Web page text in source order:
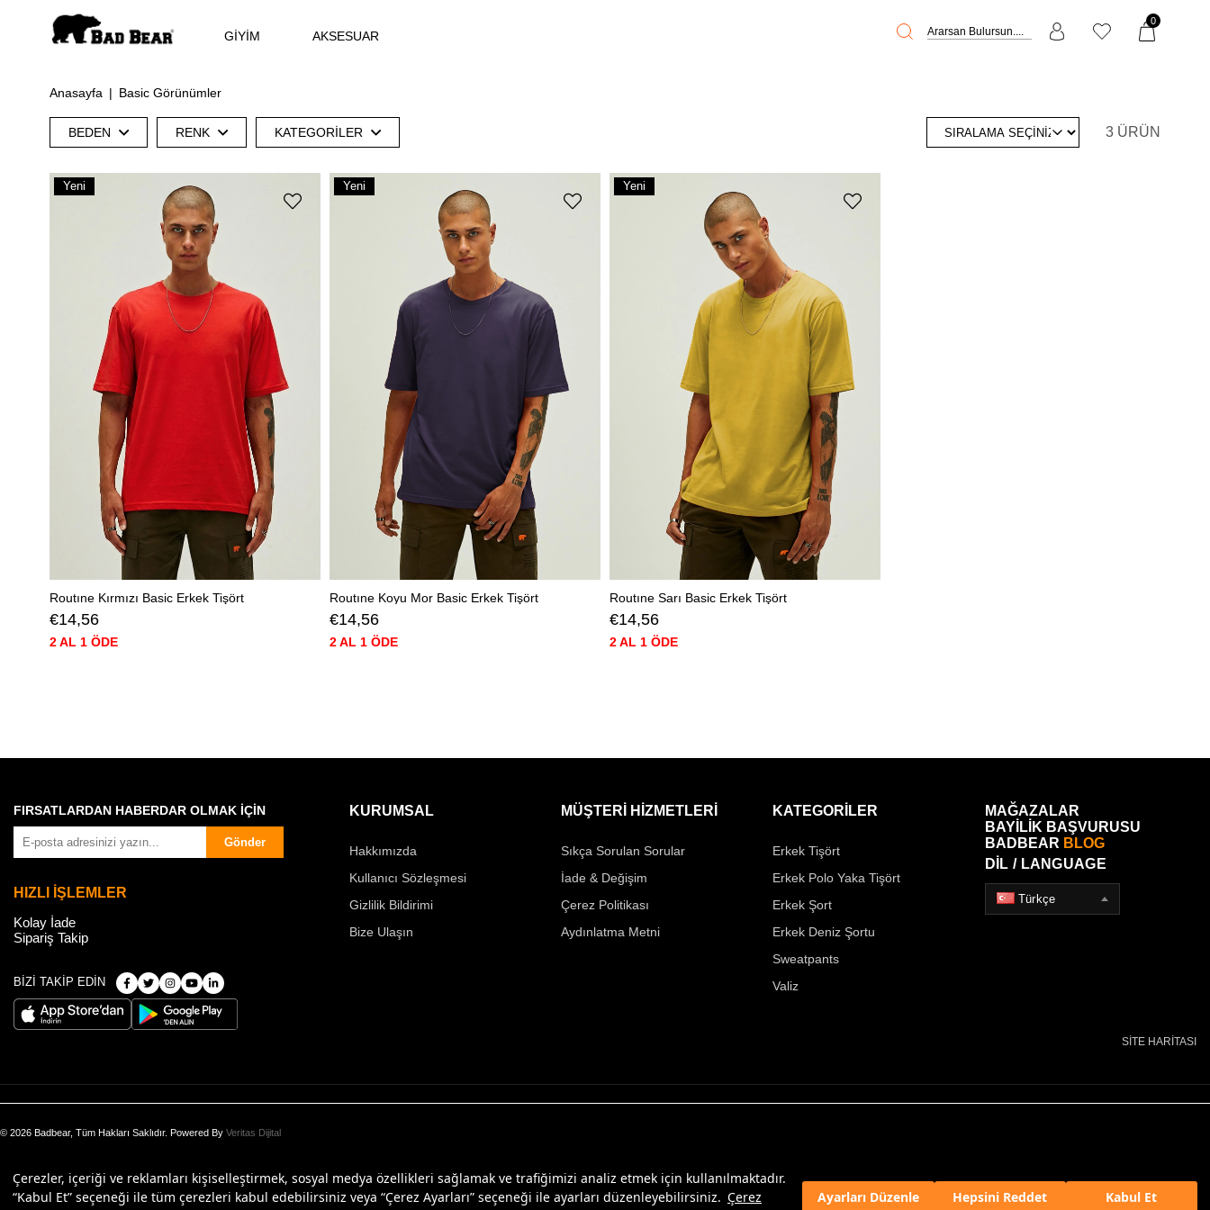
Çerezler, içeriği ve reklamları kişiselleştirmek, sosyal medya özellikleri sağlamak ve trafiğimizi analiz etmek için kullanılmaktadır.
“Kabul Et” seçeneği ile tüm çerezleri kabul edebilirsiniz veya “Çerez Ayarları” seçeneği ile ayarları düzenleyebilirsiniz. Çerez
Ayarları Düzenle Hepsini Reddet Kabul Et
0
GİYİM AKSESUAR
Anasayfa Basic Görünümler
BEDEN RENK KATEGORILER 3 ÜRÜN
Routıne Kırmızı Basic Erkek Tişört
€14,56
Yeni
2 AL 1 ÖDE
Routıne Koyu Mor Basic Erkek Tişört
€14,56
Yeni
2 AL 1 ÖDE
Routıne Sarı Basic Erkek Tişört
€14,56
Yeni
2 AL 1 ÖDE
FIRSATLARDAN HABERDAR OLMAK İÇİN
Gönder
HIZLI İŞLEMLER
Kolay İade
Sipariş Takip
BİZİ TAKİP EDİN
KURUMSAL
Hakkımızda
Kullanıcı Sözleşmesi
Gizlilik Bildirimi
Bize Ulaşın
MÜŞTERİ HİZMETLERİ
Sıkça Sorulan Sorular
İade & Değişim
Çerez Politikası
Aydınlatma Metni
KATEGORİLER
Erkek Tişört
Erkek Polo Yaka Tişört
Erkek Şort
Erkek Deniz Şortu
Sweatpants
Valiz
MAĞAZALAR
BAYİLİK BAŞVURUSU
BADBEAR BLOG
DİL / LANGUAGE
Türkçe
SİTE HARİTASI
© 2026 Badbear, Tüm Hakları Saklıdır. Powered By Veritas Dijital